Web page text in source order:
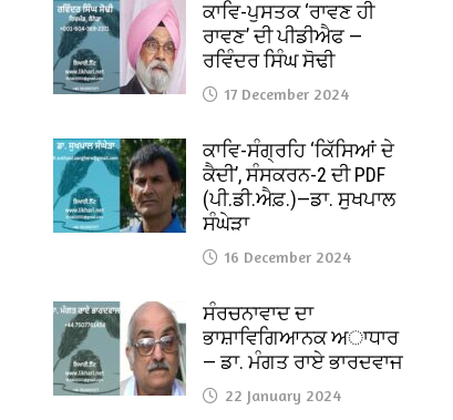
ਕਾਵਿ-ਪੁਸਤਕ ‘ਰਾਵਣ ਹੀ
ਰਾਵਣ’ ਦੀ ਪੀਡੀਐਫ —
ਰਵਿੰਦਰ ਸਿੰਘ ਸੋਢੀ
17 December 2024
ਕਾਵਿ-ਸੰਗ੍ਰਹਿ ‘ਕਿੱਸਿਆਂ ਦੇ
ਕੈਦੀ’, ਸੰਸਕਰਨ-2 ਦੀ PDF
(ਪੀ.ਡੀ.ਐਫ਼.)—ਡਾ. ਸੁਖਪਾਲ
ਸੰਘੇੜਾ
16 December 2024
ਸੰਰਚਨਾਵਾਦ ਦਾ
ਭਾਸ਼ਾਵਿਗਿਆਨਕ ਅਾਧਾਰ
— ਡਾ. ਮੰਗਤ ਰਾਏ ਭਾਰਦਵਾਜ
22 January 2024